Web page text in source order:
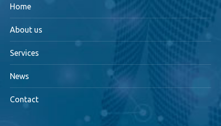
Home
About us
Services
News
Contact